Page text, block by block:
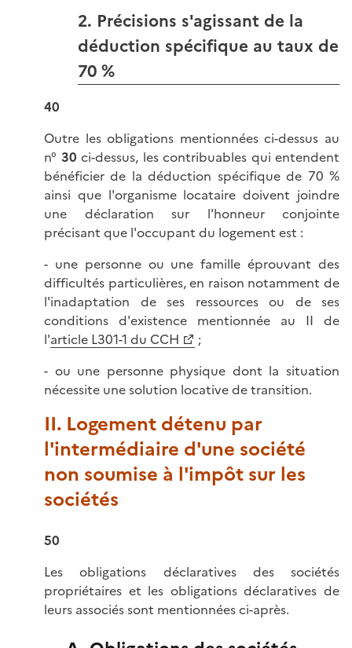
2. Précisions s'agissant de la
déduction spécifique au taux de
70 %
40
Outre les obligations mentionnées ci-dessus au
n° 30 ci-dessus, les contribuables qui entendent
bénéficier de la déduction spécifique de 70 %
ainsi que l'organisme locataire doivent joindre
une déclaration sur l'honneur conjointe
précisant que l'occupant du logement est :
- une personne ou une famille éprouvant des
difficultés particulières, en raison notamment de
l'inadaptation de ses ressources ou de ses
conditions d'existence mentionnée au II de
l'article L301-1 du CCH
;
- ou une personne physique dont la situation
nécessite une solution locative de transition.
II. Logement détenu par
l'intermédiaire d'une société
non soumise à l'impôt sur les
sociétés
50
Les obligations déclaratives des sociétés
propriétaires et les obligations déclaratives de
leurs associés sont mentionnées ci-après.